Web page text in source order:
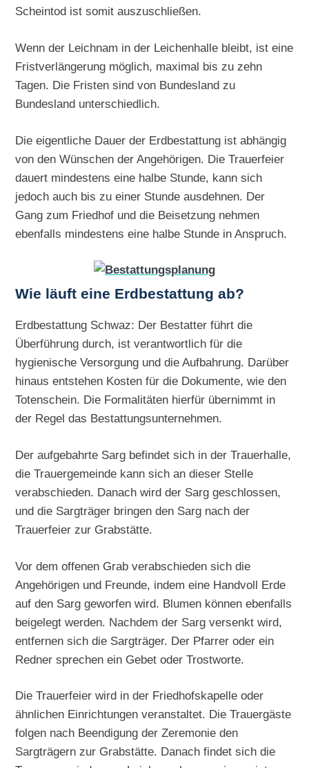
Scheintod ist somit auszuschließen.
Wenn der Leichnam in der Leichenhalle bleibt, ist eine
Fristverlängerung möglich, maximal bis zu zehn
Tagen. Die Fristen sind von Bundesland zu
Bundesland unterschiedlich.
Die eigentliche Dauer der Erdbestattung ist abhängig
von den Wünschen der Angehörigen. Die Trauerfeier
dauert mindestens eine halbe Stunde, kann sich
jedoch auch bis zu einer Stunde ausdehnen. Der
Gang zum Friedhof und die Beisetzung nehmen
ebenfalls mindestens eine halbe Stunde in Anspruch.
Wie läuft eine Erdbestattung ab?
Erdbestattung Schwaz: Der Bestatter führt die
Überführung durch, ist verantwortlich für die
hygienische Versorgung und die Aufbahrung. Darüber
hinaus entstehen Kosten für die Dokumente, wie den
Totenschein. Die Formalitäten hierfür übernimmt in
der Regel das Bestattungsunternehmen.
Der aufgebahrte Sarg befindet sich in der Trauerhalle,
die Trauergemeinde kann sich an dieser Stelle
verabschieden. Danach wird der Sarg geschlossen,
und die Sargträger bringen den Sarg nach der
Trauerfeier zur Grabstätte.
Vor dem offenen Grab verabschieden sich die
Angehörigen und Freunde, indem eine Handvoll Erde
auf den Sarg geworfen wird. Blumen können ebenfalls
beigelegt werden. Nachdem der Sarg versenkt wird,
entfernen sich die Sargträger. Der Pfarrer oder ein
Redner sprechen ein Gebet oder Trostworte.
Die Trauerfeier wird in der Friedhofskapelle oder
ähnlichen Einrichtungen veranstaltet. Die Trauergäste
folgen nach Beendigung der Zeremonie den
Sargträgern zur Grabstätte. Danach findet sich die